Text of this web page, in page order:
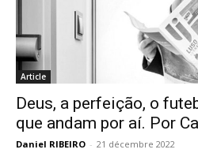
Article
Deus, a perfeição, o
que andam por aí. Por
Daniel RIBEIRO - 21 décembre 2022